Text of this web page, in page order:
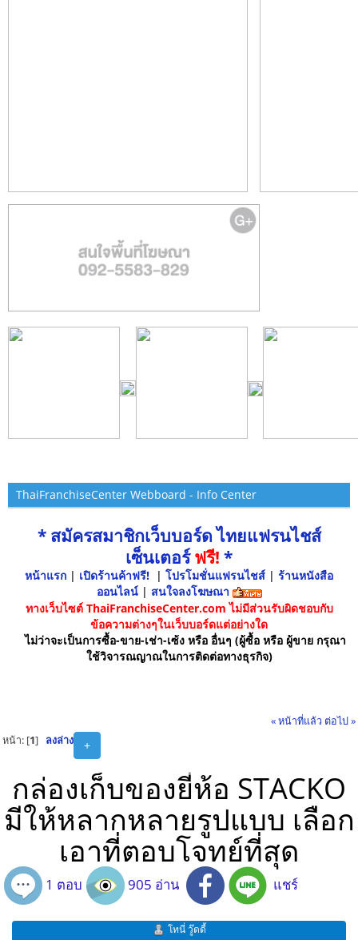
ThaiFranchiseCenter Webboard - Info Center
* สมัครสมาชิกเว็บบอร์ด ไทยแฟรนไชส์
เซ็นเตอร์ฟรี! *
หน้าแรก | เปิดร้านค้าฟรี! | โปรโมชั่นแฟรนไชส์ | ร้านหนังสือ
ออนไลน์ | สนใจลงโฆษณา
ทางเว็บไซต์ ThaiFranchiseCenter.com ไม่มีส่วนรับผิดชอบกับ
ข้อความต่างๆในเว็บบอร์ดแต่อย่างใด
ไม่ว่าจะเป็นการซื้อ-ขาย-เช่า-เซ้ง หรือ อื่นๆ (ผู้ซื้อ หรือ ผู้ขาย กรุณา
ใช้วิจารณญาณในการติดต่อทางธุรกิจ)
« หน้าที่แล้ว ต่อไป »
+
หน้า: [1] ลงล่าง
กล่องเก็บของยี่ห้อ STACKO
มีให้หลากหลายรูปแบบ เลือก
เอาที่ตอบโจทย์ที่สุด
1 ตอบ 905 อ่าน แชร์
โทนี่ วู๊ดดี้